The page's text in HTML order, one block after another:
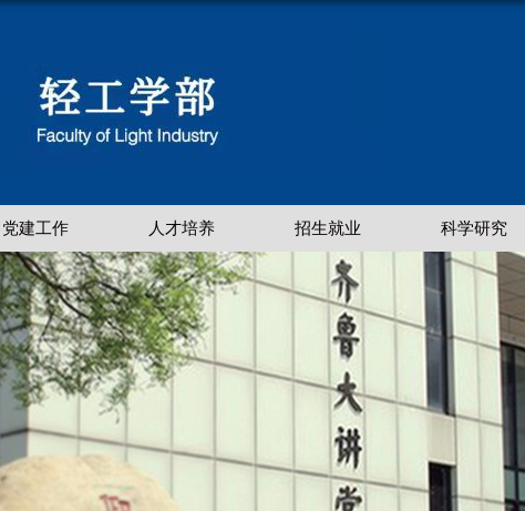
党建工作 人才培养 招生就业 科学研究